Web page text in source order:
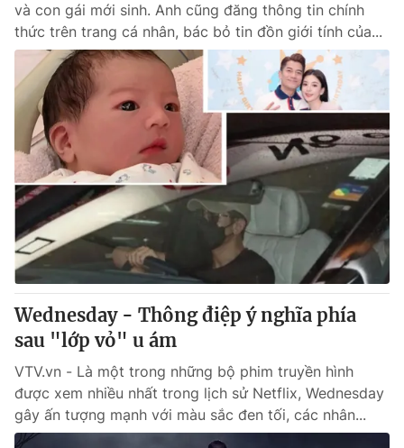
và con gái mới sinh. Anh cũng đăng thông tin chính
thức trên trang cá nhân, bác bỏ tin đồn giới tính của...
Wednesday - Thông điệp ý nghĩa phía
sau "lớp vỏ" u ám
VTV.vn - Là một trong những bộ phim truyền hình
được xem nhiều nhất trong lịch sử Netflix, Wednesday
gây ấn tượng mạnh với màu sắc đen tối, các nhân...